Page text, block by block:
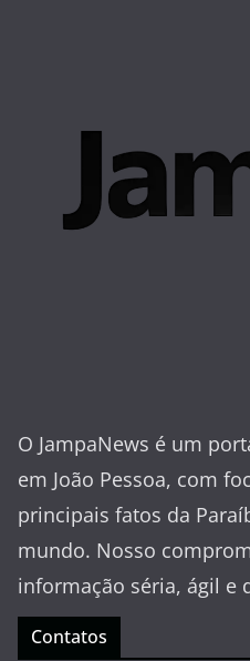
O JampaNews é um
em João Pessoa, com
principais fatos da
mundo. Nosso
informação séria, ágil e
Contatos